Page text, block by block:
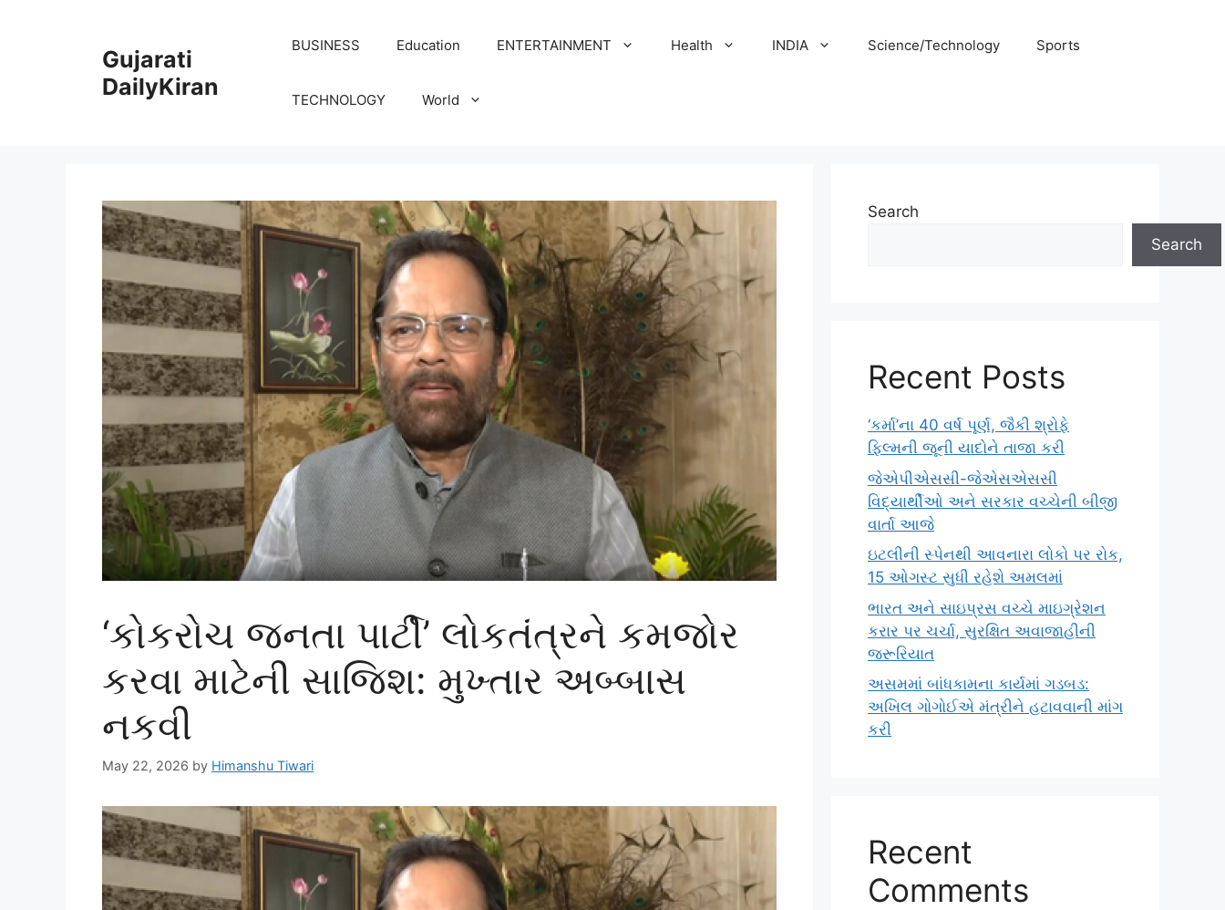
Gujarati
DailyKiran
BUSINESS Education ENTERTAINMENT Health INDIA Science/Technology Sports
TECHNOLOGY World
‘કોકરોચ જનતા પાર્ટી’ લોકતંત્રને કમજોર
કરવા માટેની સાજિશ: મુખ્તાર અબ્બાસ
નકવી
May 22, 2026 by Himanshu Tiwari
Search
Search
Recent Posts
‘કર્મા’ના 40 વર્ષ પૂર્ણ, જૈકી શ્રોફે
ફિલ્મની જૂની યાદોને તાજા કરી
જેએપીએસસી-જેએસએસસી
વિદ્યાર્થીઓ અને સરકાર વચ્ચેની બીજી
વાર્તા આજે
ઇટલીની સ્પેનથી આવનારા લોકો પર રોક,
15 ઓગસ્ટ સુધી રહેશે અમલમાં
ભારત અને સાઇપ્રસ વચ્ચે માઇગ્રેશન
કરાર પર ચર્ચા, સુરક્ષિત અવાજાહીની
જરૂરિયાત
અસમમાં બાંધકામના કાર્યમાં ગડબડ:
અખિલ ગોગોઈએ મંત્રીને હટાવવાની માંગ
કરી
Recent
Comments